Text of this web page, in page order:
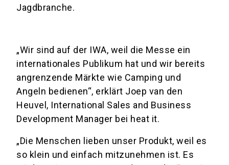
Jagdbranche.
„Wir sind auf der IWA, weil die Messe ein
internationales Publikum hat und wir bereits
angrenzende Märkte wie Camping und
Angeln bedienen“, erklärt Joep van den
Heuvel, International Sales and Business
Development Manager bei heat it.
„Die Menschen lieben unser Produkt, weil es
so klein und einfach mitzunehmen ist. Es